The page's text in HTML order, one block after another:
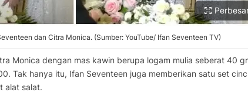
dan Citra Monica. (Sumber: YouTube/ Ifan Seventeen TV)
Monica dengan mas kawin berupa logam mulia seberat 40
Tak hanya itu, Ifan Seventeen juga memberikan satu set
alat salat.